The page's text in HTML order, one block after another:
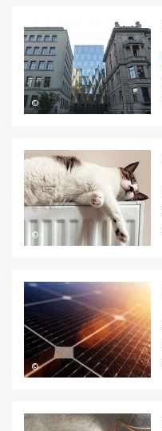
©
©
©